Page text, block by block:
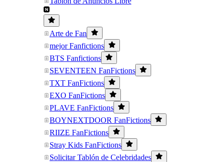
Arte de Fan
mejor Fanfictions
BTS Fanfictions
SEVENTEEN FanFictions
TXT FanFictions
EXO FanFictions
PLAVE FanFictions
BOYNEXTDOOR FanFictions
RIIZE FanFictions
Stray Kids FanFictions
Solicitar Tablón de Celebridades